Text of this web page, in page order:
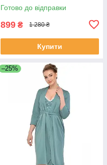
Готово до відправки
899 ₴ 1 280 ₴
Купити
–25%